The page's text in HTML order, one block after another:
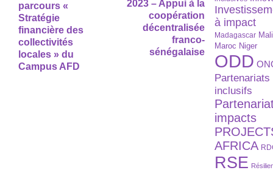
parcours «
Stratégie
financière des
collectivités
locales » du
Campus AFD
2023 – Appui à la
coopération
décentralisée
franco-
sénégalaise
à impact
Madagascar Mali
Maroc Niger
ODD
Partenariats
inclusifs
impacts
AFRICA
RSE